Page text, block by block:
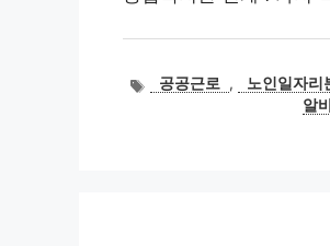
태공공근로 , 노인일자리
알